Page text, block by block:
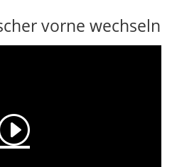
vorne wechseln